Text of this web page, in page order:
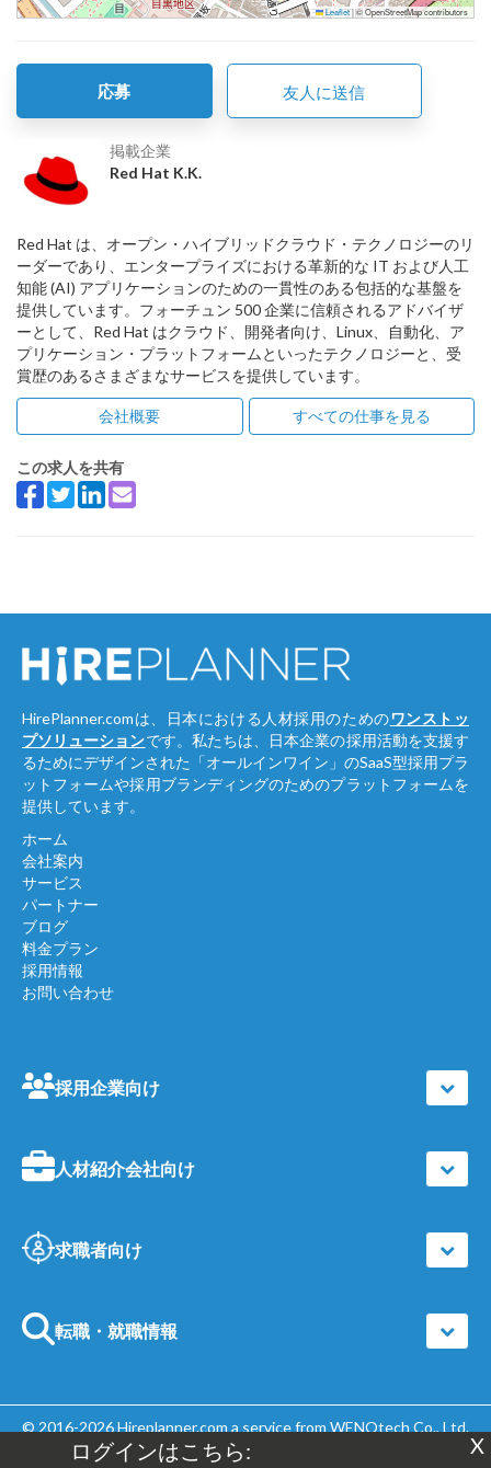
Leaflet|© OpenStreetMap contributors
応募 友人に送信
掲載企業
Red Hat K.K.
Red Hat は、オープン・ハイブリッドクラウド・テクノロジーのリ
ーダーであり、エンタープライズにおける革新的な IT および人工
知能 (AI) アプリケーションのための一貫性のある包括的な基盤を
提供しています。フォーチュン 500 企業に信頼されるアドバイザ
ーとして、Red Hat はクラウド、開発者向け、Linux、自動化、ア
プリケーション・プラットフォームといったテクノロジーと、受
賞歴のあるさまざまなサービスを提供しています。
会社概要 すべての仕事を見る
この求人を共有
採用企業向け
人材紹介会社向け
求職者向け
転職・就職情報
HirePlanner.comは、日本における人材採用のためのワンストッ
プソリューションです。私たちは、日本企業の採用活動を支援す
るためにデザインされた「オールインワイン」のSaaS型採用プラ
ットフォームや採用ブランディングのためのプラットフォームを
提供しています。
ホーム
会社案内
サービス
パートナー
ブログ
料金プラン
採用情報
お問い合わせ
© 2016-2026Hireplanner.com a service from WENOtech Co., Ltd.
| All Rights Reserved | 個人情報保護方針 X
ログインはこちら: